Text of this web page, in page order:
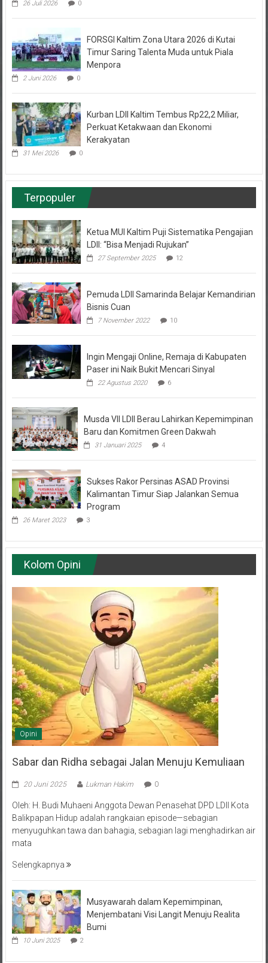
Timur Saring Talenta Muda untuk Piala
Menpora
2 Juni 2026 0
Perkuat Ketakwaan dan Ekonomi
Kerakyatan
31 Mei 2026 0
Terpopuler
LDII: “Bisa Menjadi Rujukan”
27 September 2025 12
Bisnis Cuan
7 November 2022
Paser ini Naik Bukit Mencari Sinyal
22 Agustus 2020 6
Baru dan Komitmen Green Dakwah
31 Januari 2025 4
Kalimantan Timur Siap Jalankan Semua
Program
26 Maret 2023 3
Kolom Opini
Opini
Sabar dan Ridha sebagai Jalan Menuju Kemuliaan
Balikpapan Hidup adalah rangkaian episode—sebagian
menyuguhkan tawa dan bahagia, sebagian lagi menghadirkan air
mata
Menjembatani Visi Langit Menuju Realita
Bumi
10 Juni 2025 2